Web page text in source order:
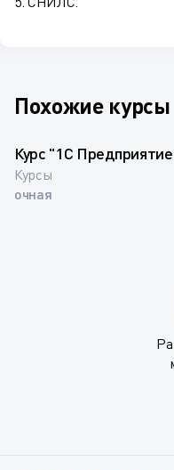
Похожие курсы
Курс "1С
Курсы
очная